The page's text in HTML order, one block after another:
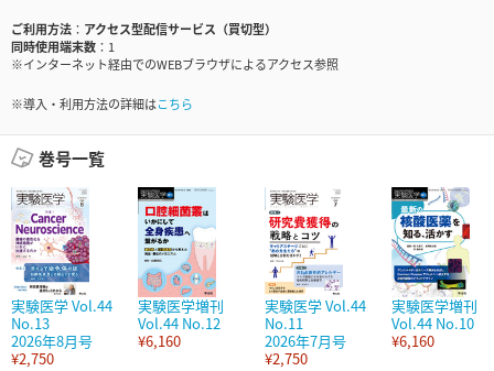
ご利用方法
アクセス型配信サービス（買切型）
同時使用端末数
1
※インターネット経由でのWEBブラウザによるアクセス参照
※導入・利用方法の詳細はこちら
巻号一覧
実験医学 Vol.44
No.13
2026年8月号
¥2,750
実験医学増刊
Vol.44 No.12
¥6,160
実験医学 Vol.44
No.11
2026年7月号
¥2,750
実験医学増刊
Vol.44 No.10
¥6,160